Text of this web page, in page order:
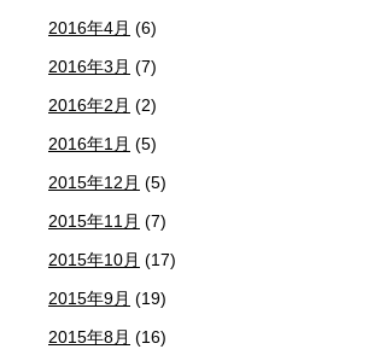
2016年4月 (6)
2016年3月 (7)
2016年2月 (2)
2016年1月 (5)
2015年12月 (5)
2015年11月 (7)
2015年10月 (17)
2015年9月 (19)
2015年8月 (16)